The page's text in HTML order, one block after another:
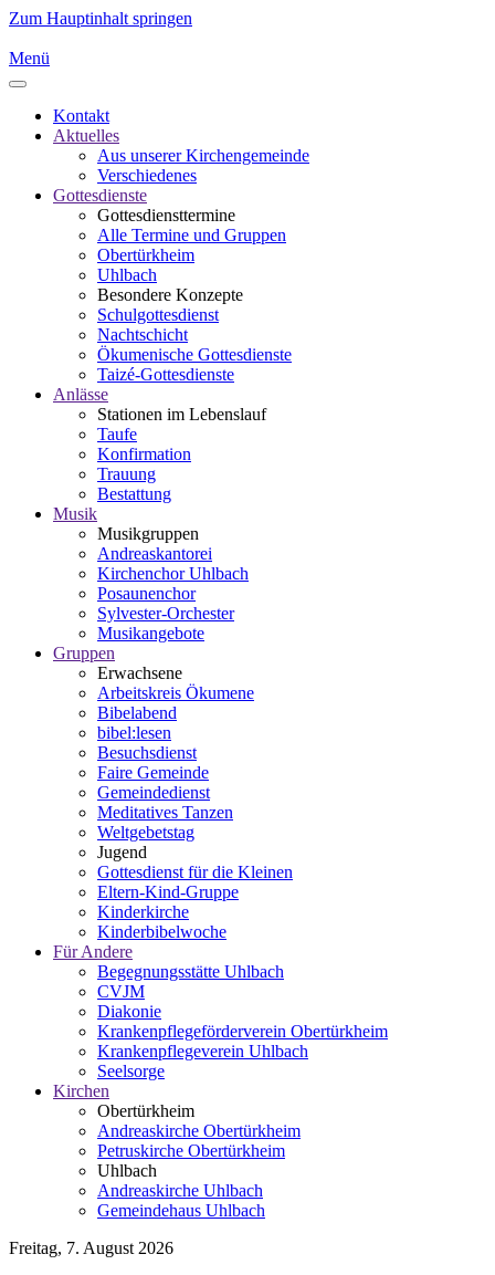
Zum Hauptinhalt springen
Menü
Kontakt
Aktuelles
Aus unserer Kirchengemeinde
Verschiedenes
Gottesdienste
Gottesdiensttermine
Alle Termine und Gruppen
Obertürkheim
Uhlbach
Besondere Konzepte
Schulgottesdienst
Nachtschicht
Ökumenische Gottesdienste
Taizé-Gottesdienste
Anlässe
Stationen im Lebenslauf
Taufe
Konfirmation
Trauung
Bestattung
Musik
Musikgruppen
Andreaskantorei
Kirchenchor Uhlbach
Posaunenchor
Sylvester-Orchester
Musikangebote
Gruppen
Erwachsene
Arbeitskreis Ökumene
Bibelabend
bibel:lesen
Besuchsdienst
Faire Gemeinde
Gemeindedienst
Meditatives Tanzen
Weltgebetstag
Jugend
Gottesdienst für die Kleinen
Eltern-Kind-Gruppe
Kinderkirche
Kinderbibelwoche
Für Andere
Begegnungsstätte Uhlbach
CVJM
Diakonie
Krankenpflegeförderverein Obertürkheim
Krankenpflegeverein Uhlbach
Seelsorge
Kirchen
Obertürkheim
Andreaskirche Obertürkheim
Petruskirche Obertürkheim
Uhlbach
Andreaskirche Uhlbach
Gemeindehaus Uhlbach
Freitag, 7. August 2026